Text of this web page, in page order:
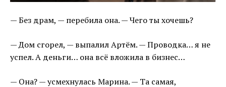
— Без драм, — перебила она. — Чего ты хочешь?
— Дом сгорел, — выпалил Артём. — Проводка… я не
успел. А деньги… она всё вложила в бизнес…
— Она? — усмехнулась Марина. — Та самая,